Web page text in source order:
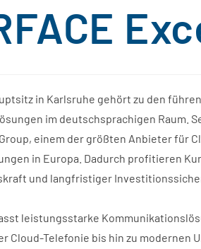
in Karlsruhe gehört zu den
im deutschsprachigen Raum.
einem der größten Anbieter für
in Europa. Dadurch profitieren
und langfristiger
leistungsstarke
Cloud-Telefonie bis hin zu modernen